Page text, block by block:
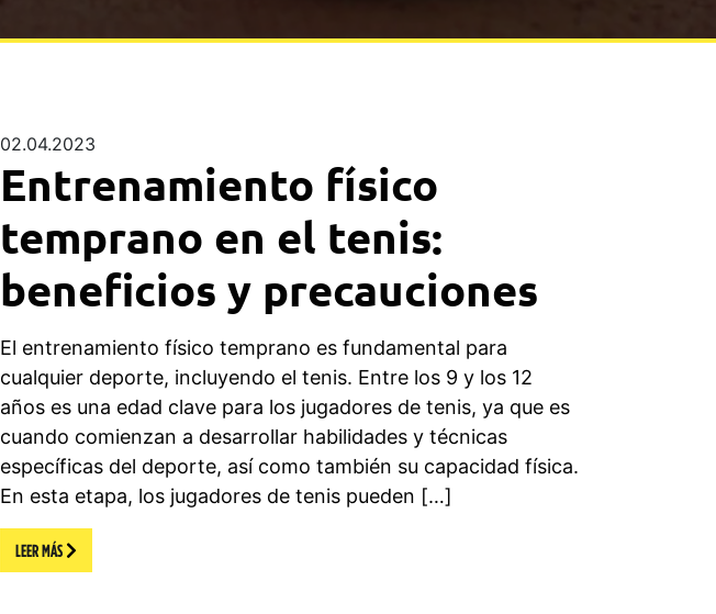
02.04.2023
Entrenamiento físico
temprano en el tenis:
beneficios y precauciones
El entrenamiento físico temprano es fundamental para
cualquier deporte, incluyendo el tenis. Entre los 9 y los 12
años es una edad clave para los jugadores de tenis, ya que es
cuando comienzan a desarrollar habilidades y técnicas
específicas del deporte, así como también su capacidad física.
En esta etapa, los jugadores de tenis pueden […]
LEER MÁS